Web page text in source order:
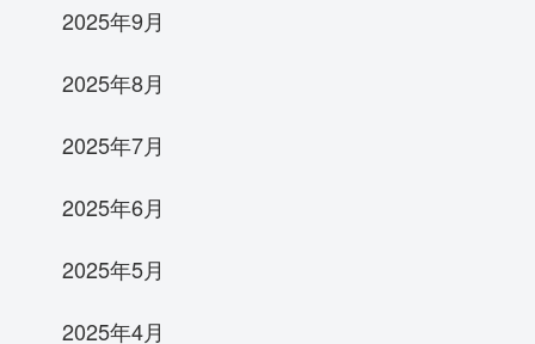
2025年9月
2025年8月
2025年7月
2025年6月
2025年5月
2025年4月